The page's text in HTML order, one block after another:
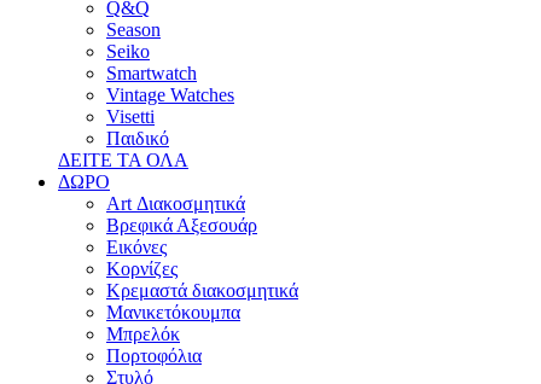
Q&Q
Season
Seiko
Smartwatch
Vintage Watches
Visetti
Παιδικό
ΔΕΙΤΕ ΤΑ ΟΛΑ
ΔΩΡΟ
Art Διακοσμητικά
Βρεφικά Αξεσουάρ
Εικόνες
Κορνίζες
Κρεμαστά διακοσμητικά
Μανικετόκουμπα
Μπρελόκ
Πορτοφόλια
Στυλό